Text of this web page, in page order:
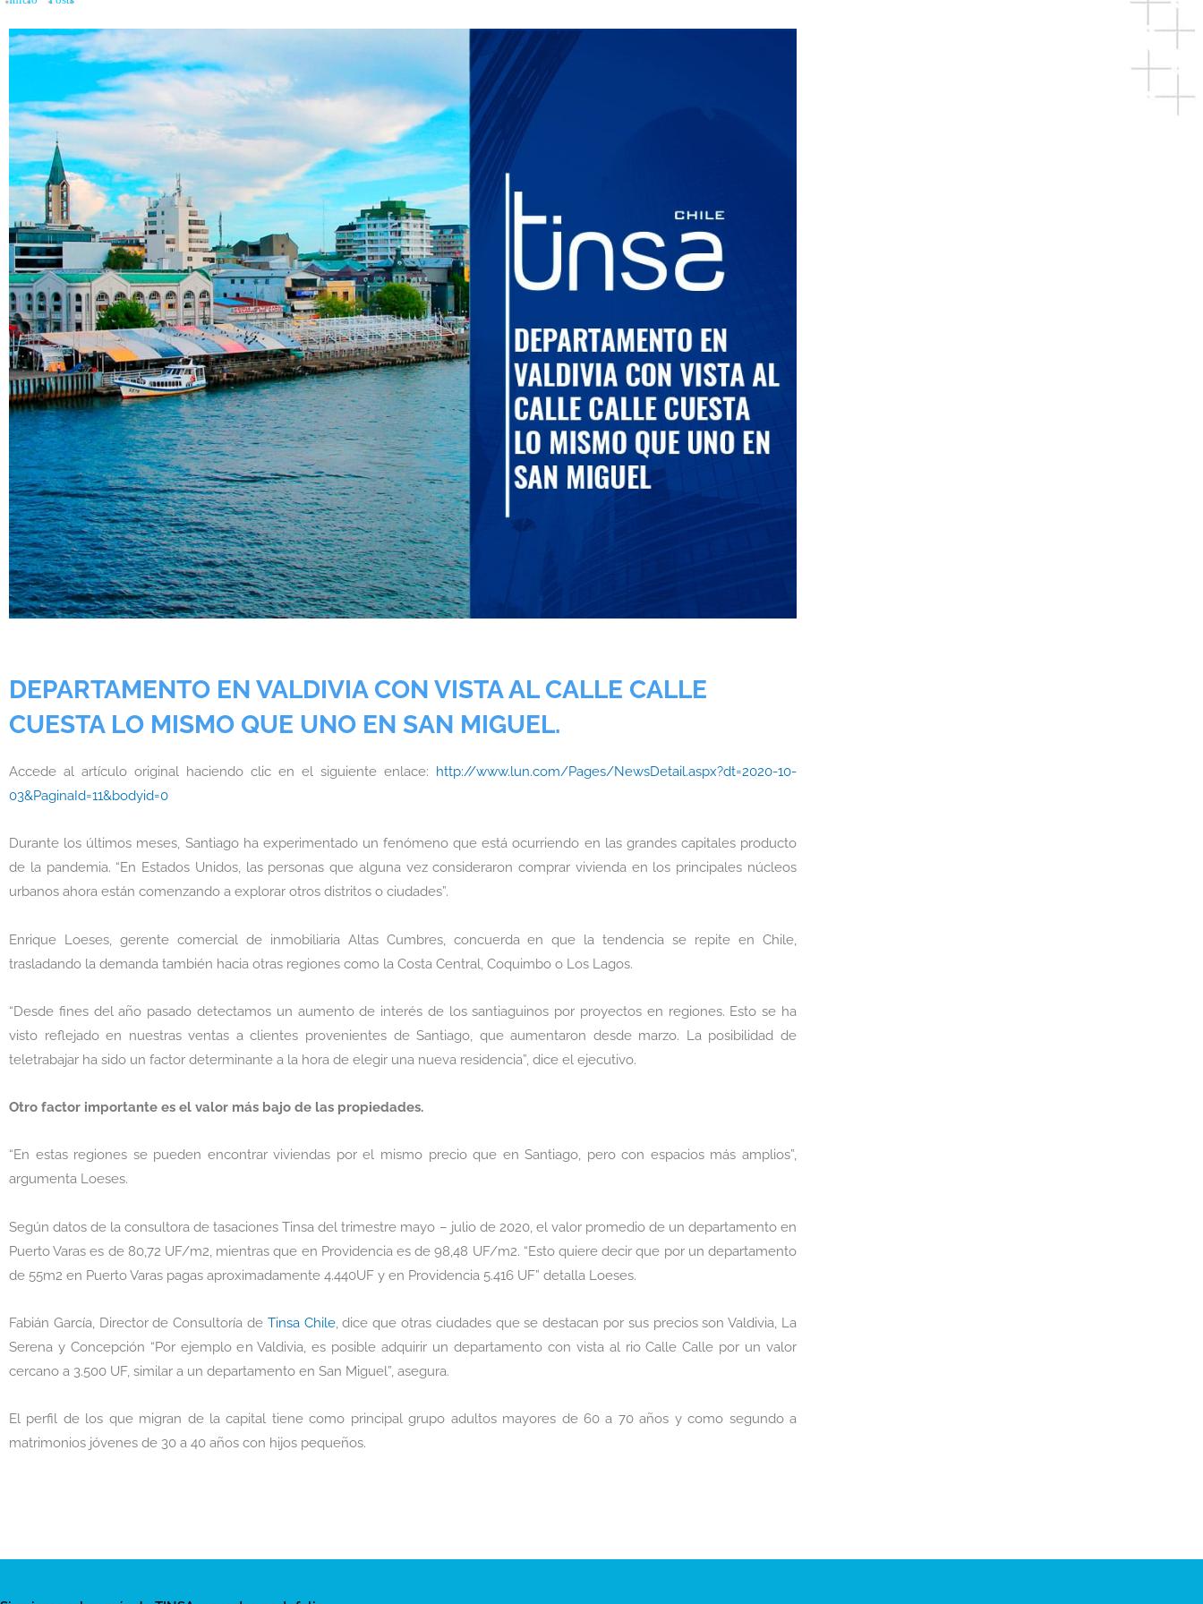
DEPARTAMENTO EN VALDIVIA CON VISTA AL CALLE CALLE
CUESTA LO MISMO QUE UNO EN SAN MIGUEL.
Accede al artículo original haciendo clic en el siguiente enlace: http://www.lun.com/Pages/NewsDetail.aspx?dt=2020-10-
03&PaginaId=11&bodyid=0
Durante los últimos meses, Santiago ha experimentado un fenómeno que está ocurriendo en las grandes capitales producto
de la pandemia. “En Estados Unidos, las personas que alguna vez consideraron comprar vivienda en los principales núcleos
urbanos ahora están comenzando a explorar otros distritos o ciudades”.
Enrique Loeses, gerente comercial de inmobiliaria Altas Cumbres, concuerda en que la tendencia se repite en Chile,
trasladando la demanda también hacia otras regiones como la Costa Central, Coquimbo o Los Lagos.
“Desde fines del año pasado detectamos un aumento de interés de los santiaguinos por proyectos en regiones. Esto se ha
visto reflejado en nuestras ventas a clientes provenientes de Santiago, que aumentaron desde marzo. La posibilidad de
teletrabajar ha sido un factor determinante a la hora de elegir una nueva residencia”, dice el ejecutivo.
Otro factor importante es el valor más bajo de las propiedades.
“En estas regiones se pueden encontrar viviendas por el mismo precio que en Santiago, pero con espacios más amplios”,
argumenta Loeses.
Según datos de la consultora de tasaciones Tinsa del trimestre mayo – julio de 2020, el valor promedio de un departamento en
Puerto Varas es de 80,72 UF/m2, mientras que en Providencia es de 98,48 UF/m2. “Esto quiere decir que por un departamento
de 55m2 en Puerto Varas pagas aproximadamente 4.440UF y en Providencia 5.416 UF” detalla Loeses.
Fabián García, Director de Consultoría de Tinsa Chile, dice que otras ciudades que se destacan por sus precios son Valdivia, La
Serena y Concepción “Por ejemplo en Valdivia, es posible adquirir un departamento con vista al rio Calle Calle por un valor
cercano a 3.500 UF, similar a un departamento en San Miguel”, asegura.
El perfil de los que migran de la capital tiene como principal grupo adultos mayores de 60 a 70 años y como segundo a
matrimonios jóvenes de 30 a 40 años con hijos pequeños.